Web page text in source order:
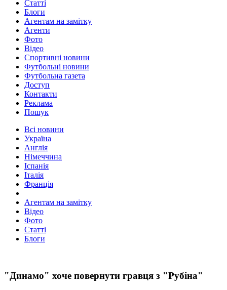
Статті
Блоги
Агентам на замітку
Агенти
Фото
Відео
Спортивні новини
Футбольні новини
Футбольна газета
Доступ
Контакти
Реклама
Пошук
Всі новини
Україна
Англія
Німеччина
Іспанія
Італія
Франція
Агентам на замітку
Відео
Фото
Статті
Блоги
"Динамо" хоче повернути гравця з "Рубіна"